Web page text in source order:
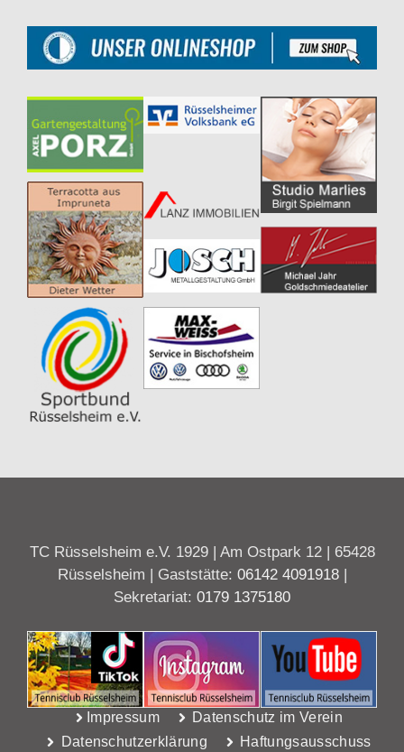
TC Rüsselsheim e.V. 1929 | Am Ostpark 12 | 65428
Rüsselsheim | Gaststätte: 06142 4091918|
Sekretariat: 0179 1375180
Impressum
Datenschutz im Verein
Datenschutzerklärung
Haftungsausschuss